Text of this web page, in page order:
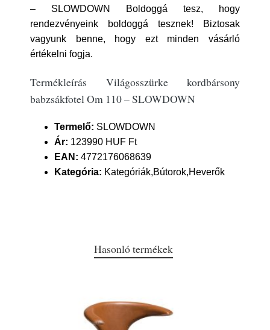
– SLOWDOWN Boldoggá tesz, hogy
rendezvényeink boldoggá tesznek! Biztosak
vagyunk benne, hogy ezt minden vásárló
értékelni fogja.
Termékleírás Világosszürke kordbársony
babzsákfotel Om 110 – SLOWDOWN
Termelő: SLOWDOWN
Ár: 123990 HUF Ft
EAN: 4772176068639
Kategória: Kategóriák,Bútorok,Heverők
Hasonló termékek